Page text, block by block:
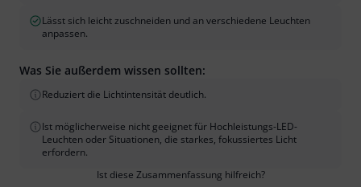
Lässt sich leicht zuschneiden und an verschiedene Leuchten
anpassen.
Was Sie außerdem wissen sollten:
Reduziert die Lichtintensität deutlich.
Ist möglicherweise nicht geeignet für Hochleistungs-LED-
Leuchten oder Situationen, die starkes, fokussiertes Licht
erfordern.
Ist diese Zusammenfassung hilfreich?